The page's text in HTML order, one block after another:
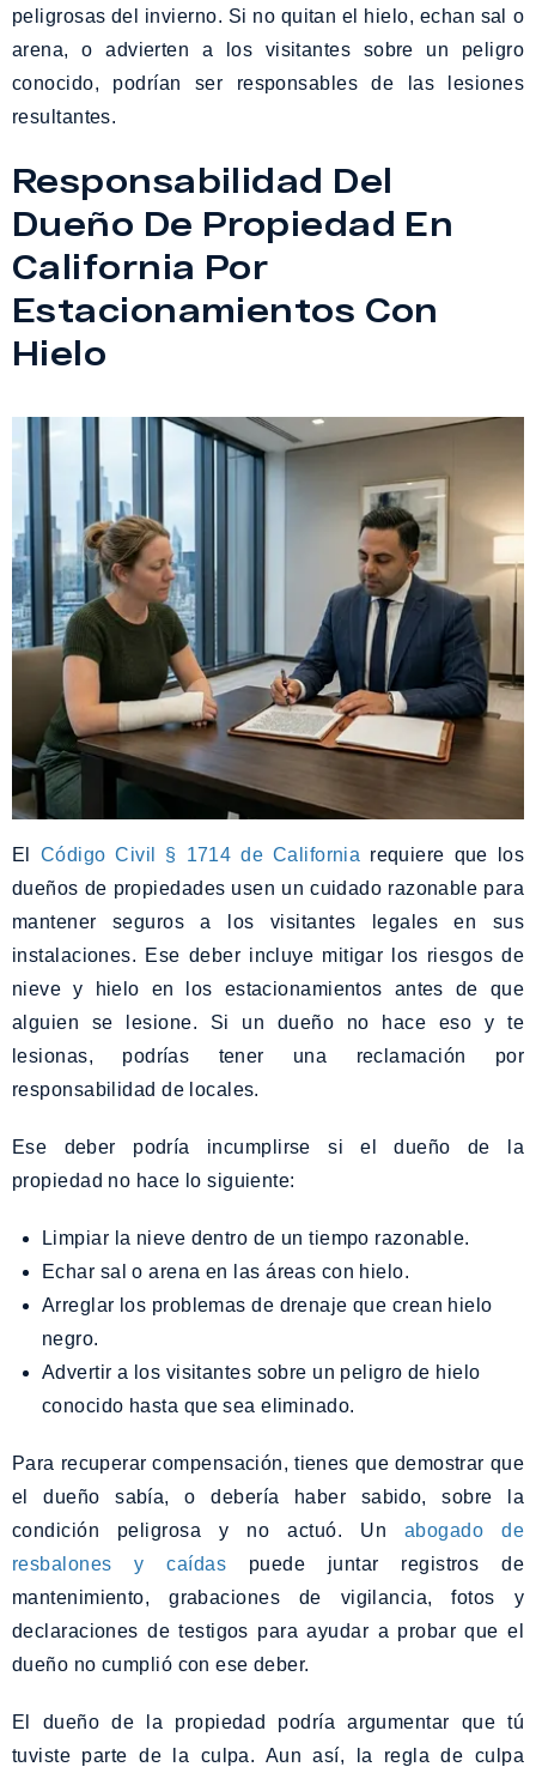
peligrosas del invierno. Si no quitan el hielo, echan sal o
arena, o advierten a los visitantes sobre un peligro
conocido, podrían ser responsables de las lesiones
resultantes.
Responsabilidad Del
Dueño De Propiedad En
California Por
Estacionamientos Con
Hielo
El Código Civil § 1714 de California requiere que los
dueños de propiedades usen un cuidado razonable para
mantener seguros a los visitantes legales en sus
instalaciones. Ese deber incluye mitigar los riesgos de
nieve y hielo en los estacionamientos antes de que
alguien se lesione. Si un dueño no hace eso y te
lesionas, podrías tener una reclamación por
responsabilidad de locales.
Ese deber podría incumplirse si el dueño de la
propiedad no hace lo siguiente:
Limpiar la nieve dentro de un tiempo razonable.
Echar sal o arena en las áreas con hielo.
Arreglar los problemas de drenaje que crean hielo
negro.
Advertir a los visitantes sobre un peligro de hielo
conocido hasta que sea eliminado.
Para recuperar compensación, tienes que demostrar que
el dueño sabía, o debería haber sabido, sobre la
condición peligrosa y no actuó. Un abogado de
resbalones y caídas puede juntar registros de
mantenimiento, grabaciones de vigilancia, fotos y
declaraciones de testigos para ayudar a probar que el
dueño no cumplió con ese deber.
El dueño de la propiedad podría argumentar que tú
tuviste parte de la culpa. Aun así, la regla de culpa